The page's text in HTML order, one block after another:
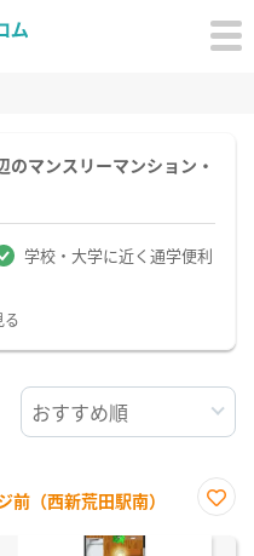
マンスリーマンション・
学校・大学に近く通学便利
る
（西新荒田駅南）
に入